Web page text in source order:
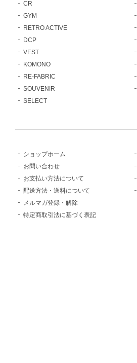
CR
GYM
RETRO ACTIVE
DCP
VEST
KOMONO
RE-FABRIC
SOUVENIR
SELECT
ショップホーム
お問い合わせ
お支払い方法について
配送方法・送料について
メルマガ登録・解除
特定商取引法に基づく表記